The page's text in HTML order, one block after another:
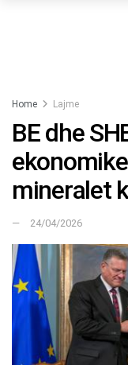
Home Lajme
BE dhe
mineralet
24/04/2026